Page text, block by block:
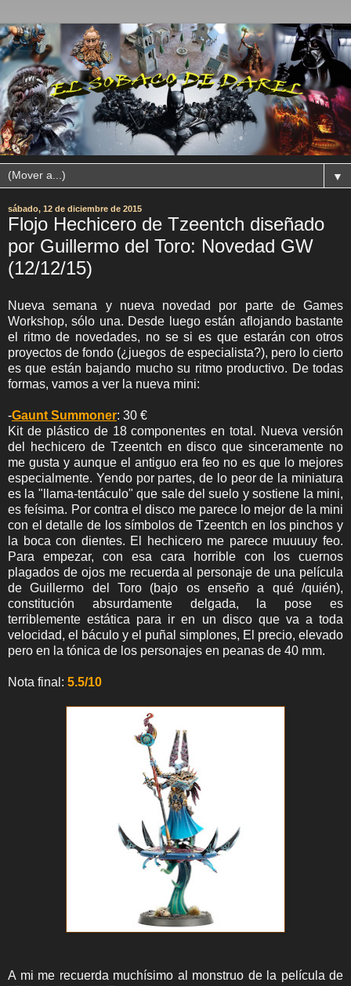
▼
sábado, 12 de diciembre de 2015
Flojo Hechicero de Tzeentch diseñado
por Guillermo del Toro: Novedad GW
(12/12/15)
Nueva semana y nueva novedad por parte de Games
Workshop, sólo una. Desde luego están aflojando bastante
el ritmo de novedades, no se si es que estarán con otros
proyectos de fondo (¿juegos de especialista?), pero lo cierto
es que están bajando mucho su ritmo productivo. De todas
formas, vamos a ver la nueva mini:
-Gaunt Summoner: 30 €
Kit de plástico de 18 componentes en total. Nueva versión
del hechicero de Tzeentch en disco que sinceramente no
me gusta y aunque el antiguo era feo no es que lo mejores
especialmente. Yendo por partes, de lo peor de la miniatura
es la "llama-tentáculo" que sale del suelo y sostiene la mini,
es feísima. Por contra el disco me parece lo mejor de la mini
con el detalle de los símbolos de Tzeentch en los pinchos y
la boca con dientes. El hechicero me parece muuuuy feo.
Para empezar, con esa cara horrible con los cuernos
plagados de ojos me recuerda al personaje de una película
de Guillermo del Toro (bajo os enseño a qué /quién),
constitución absurdamente delgada, la pose es
terriblemente estática para ir en un disco que va a toda
velocidad, el báculo y el puñal simplones, El precio, elevado
pero en la tónica de los personajes en peanas de 40 mm.
Nota final: 5.5/10
A mi me recuerda muchísimo al monstruo de la película de